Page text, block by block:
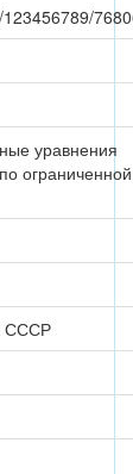
уравнения
ограниченной
СССР